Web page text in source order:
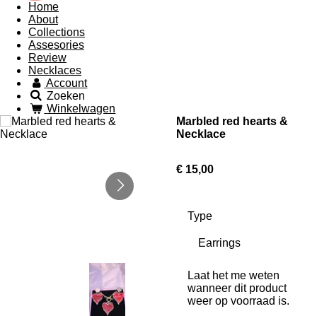
Home
About
Collections
Assesories
Review
Necklaces
Account
Zoeken
Winkelwagen
Marbled red hearts &
Necklace
€ 15,00
Type
Laat het me weten
wanneer dit product
weer op voorraad is.